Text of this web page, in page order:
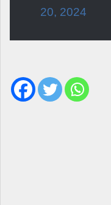
20, 2024